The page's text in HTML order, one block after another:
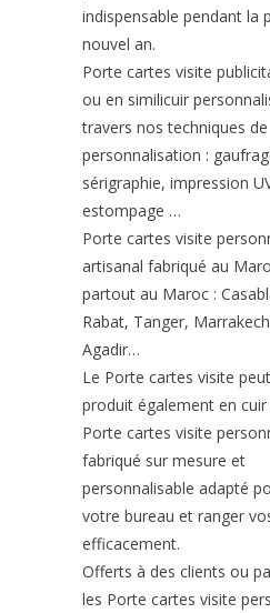
indispensable pendant la
nouvel an.
Porte cartes visite
ou en similicuir
travers nos techniques de
personnalisation :
sérigraphie, impression
estompage …
Porte cartes visite
artisanal fabriqué au
partout au Maroc :
Rabat, Tanger,
Agadir…
Le Porte cartes visite
produit également en cuir
Porte cartes visite
fabriqué sur mesure et
personnalisable adapté
votre bureau et ranger
efficacement.
Offerts à des clients ou
les Porte cartes visite